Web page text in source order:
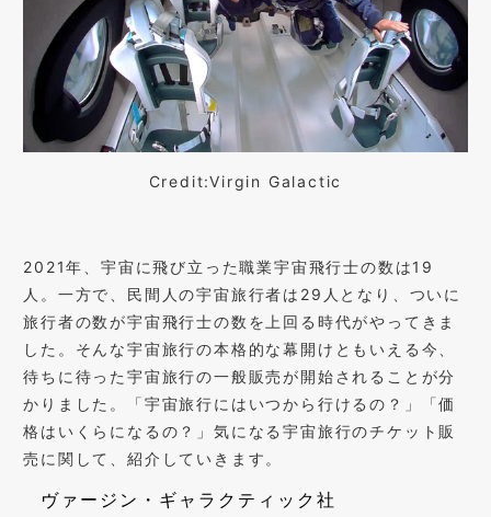
Credit:Virgin Galactic
2021年、宇宙に飛び立った職業宇宙飛行士の数は19
人。一方で、民間人の宇宙旅行者は29人となり、ついに
旅行者の数が宇宙飛行士の数を上回る時代がやってきま
した。そんな宇宙旅行の本格的な幕開けともいえる今、
待ちに待った宇宙旅行の一般販売が開始されることが分
かりました。「宇宙旅行にはいつから行けるの？」「価
格はいくらになるの？」気になる宇宙旅行のチケット販
売に関して、紹介していきます。
ヴァージン・ギャラクティック社